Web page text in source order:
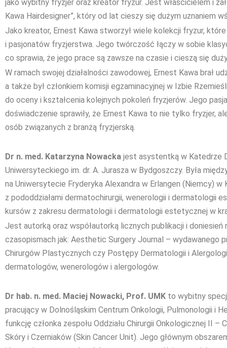
jako wybitny fryzjer oraz kreator fryzur. Jest właścicielem i
Kawa Hairdesigner”, który od lat cieszy się dużym uznaniem
Jako kreator, Ernest Kawa stworzył wiele kolekcji fryzur,
i pasjonatów fryzjerstwa. Jego twórczość łączy w sobie
co sprawia, że jego prace są zawsze na czasie i cieszą się
W ramach swojej działalności zawodowej, Ernest Kawa brał
a także był członkiem komisji egzaminacyjnej w Izbie
do oceny i kształcenia kolejnych pokoleń fryzjerów. Jego
doświadczenie sprawiły, że Ernest Kawa to nie tylko fryzjer,
osób związanych z branżą fryzjerską.
Dr n. med. Katarzyna Nowacka jest asystentką w Katedrze
Uniwersyteckiego im. dr. A. Jurasza w Bydgoszczy. Była
na Uniwersytecie Fryderyka Alexandra w Erlangen (Niemcy)
z pododdziałami dermatochirurgii, wenerologii i dermatologii
kursów z zakresu dermatologii i dermatologii estetycznej w
Jest autorką oraz współautorką licznych publikacji i doniesień
czasopismach jak: Aesthetic Surgery Journal – wydawanego
Chirurgów Plastycznych czy Postępy Dermatologii i
dermatologów, wenerologów i alergologów.
Dr hab. n. med. Maciej Nowacki, Prof. UMK to wybitny
pracujący w Dolnośląskim Centrum Onkologii, Pulmonologii i
funkcję członka zespołu Oddziału Chirurgii Onkologicznej II
Skóry i Czerniaków (Skin Cancer Unit). Jego głównym